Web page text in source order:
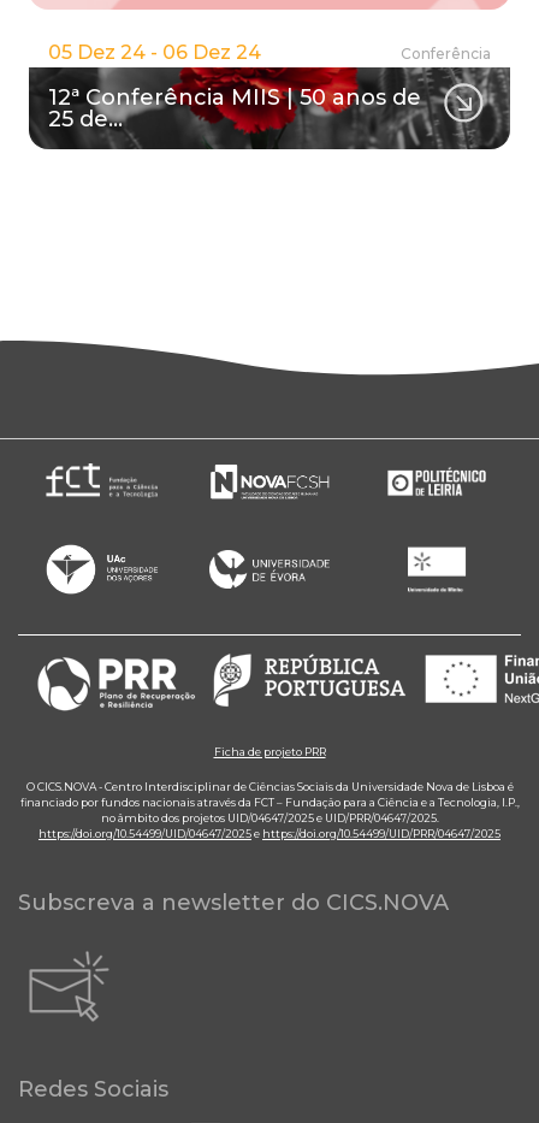
05 Dez 24 - 06 Dez 24 Conferência
12ª Conferência MIIS | 50 anos de
25 de…
Ficha de projeto PRR
O CICS.NOVA - Centro Interdisciplinar de Ciências Sociais da Universidade Nova de Lisboa é
financiado por fundos nacionais através da FCT – Fundação para a Ciência e a Tecnologia, I.P.,
no âmbito dos projetos UID/04647/2025 e UID/PRR/04647/2025.
https://doi.org/10.54499/UID/04647/2025e https://doi.org/10.54499/UID/PRR/04647/2025
Subscreva a newsletter do CICS.NOVA
Redes Sociais